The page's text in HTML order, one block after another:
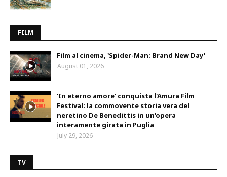
FILM
Film al cinema, 'Spider-Man: Brand New Day'
August 01, 2026
'In eterno amore' conquista l'Amura Film
Festival: la commovente storia vera del
neretino De Benedittis in un'opera
interamente girata in Puglia
July 29, 2026
TV